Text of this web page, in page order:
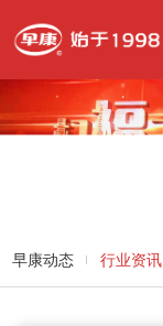
早康动态 行业资讯